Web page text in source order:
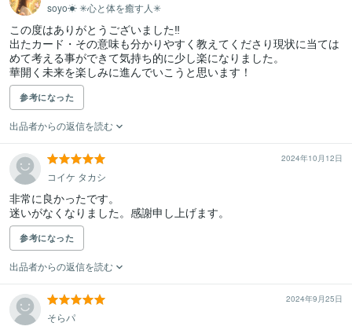
soyo☀︎ ✳︎心と体を癒す人✳︎
この度はありがとうございました‼︎
出たカード・その意味も分かりやすく教えてくださり現状に当ては
めて考える事ができて気持ち的に少し楽になりました。
華開く未来を楽しみに進んでいこうと思います！
参考になった
出品者からの返信を読む
2024年10月12日
コイケ タカシ
非常に良かったです。
迷いがなくなりました。感謝申し上げます。
参考になった
出品者からの返信を読む
2024年9月25日
そらパ